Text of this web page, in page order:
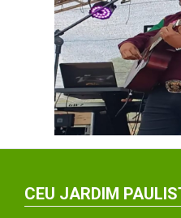
CEU JARDIM